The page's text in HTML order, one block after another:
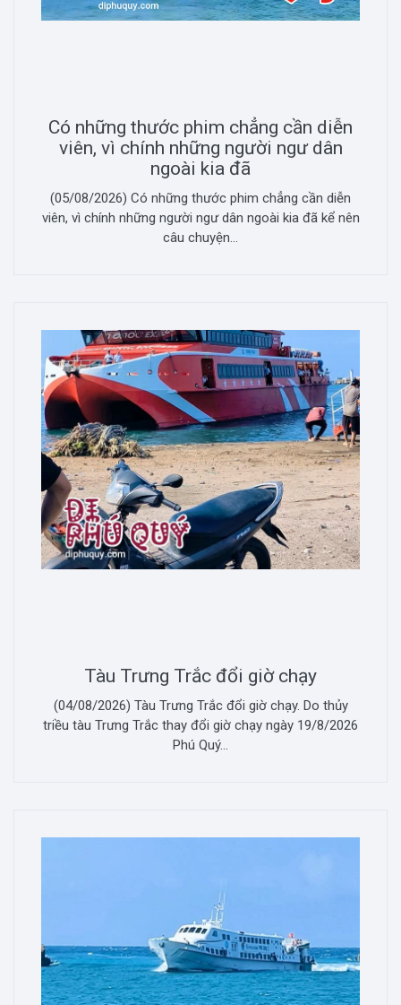
Có những thước phim chẳng cần diễn
viên, vì chính những người ngư dân
ngoài kia đã
(05/08/2026) Có những thước phim chẳng cần diễn
viên, vì chính những người ngư dân ngoài kia đã kể nên
câu chuyện...
Tàu Trưng Trắc đổi giờ chạy
(04/08/2026) Tàu Trưng Trắc đổi giờ chạy. Do thủy
triều tàu Trưng Trắc thay đổi giờ chạy ngày 19/8/2026
Phú Quý...